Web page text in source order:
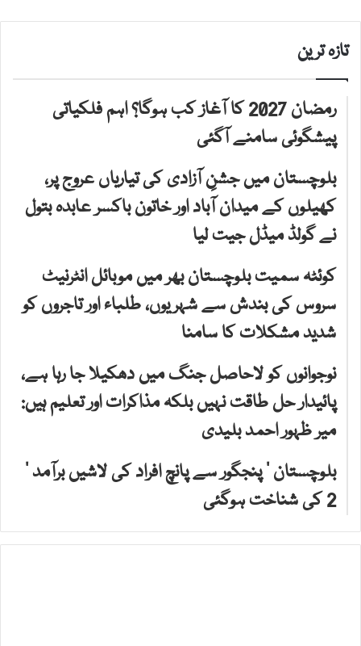
تازہ ترین
رمضان 2027 کا آغاز کب ہوگا؟ اہم فلکیاتی
پیشگوئی سامنے آگئی
بلوچستان میں جشنِ آزادی کی تیاریاں عروج پر،
کھیلوں کے میدان آباد اور خاتون باکسر عابدہ بتول
نے گولڈ میڈل جیت لیا
کوئٹہ سمیت بلوچستان بھر میں موبائل انٹرنیٹ
سروس کی بندش سے شہریوں، طلباء اور تاجروں کو
شدید مشکلات کا سامنا
نوجوانوں کو لاحاصل جنگ میں دھکیلا جا رہا ہے،
پائیدار حل طاقت نہیں بلکہ مذاکرات اور تعلیم ہیں:
میر ظہور احمد بلیدی
بلوچستان ‘ پنجگور سے پانچ افراد کی لاشیں برآمد ‘
2 کی شناخت ہوگئی